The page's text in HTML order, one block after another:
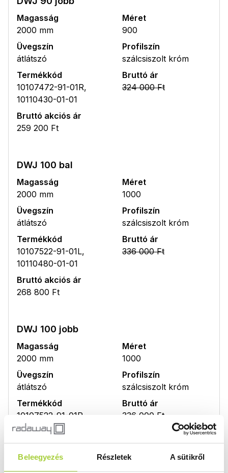
Beleegyezés Részletek A sütikről
Magasság
2000 mm
Méret
900
Üvegszín
átlátszó
Profilszín
szálcsiszolt króm
Termékkód
10107472-91-01R,
10110430-01-01
Bruttó ár
324 000 Ft
Bruttó akciós ár
259 200 Ft
DWJ 100 bal
Magasság
2000 mm
Méret
1000
Üvegszín
átlátszó
Profilszín
szálcsiszolt króm
Termékkód
10107522-91-01L,
10110480-01-01
Bruttó ár
336 000 Ft
Bruttó akciós ár
268 800 Ft
DWJ 100 jobb
Magasság
2000 mm
Méret
1000
Üvegszín
átlátszó
Profilszín
szálcsiszolt króm
Termékkód
10107522-91-01R,
10110480-01-01
Bruttó ár
336 000 Ft
Bruttó akciós ár
268 800 Ft